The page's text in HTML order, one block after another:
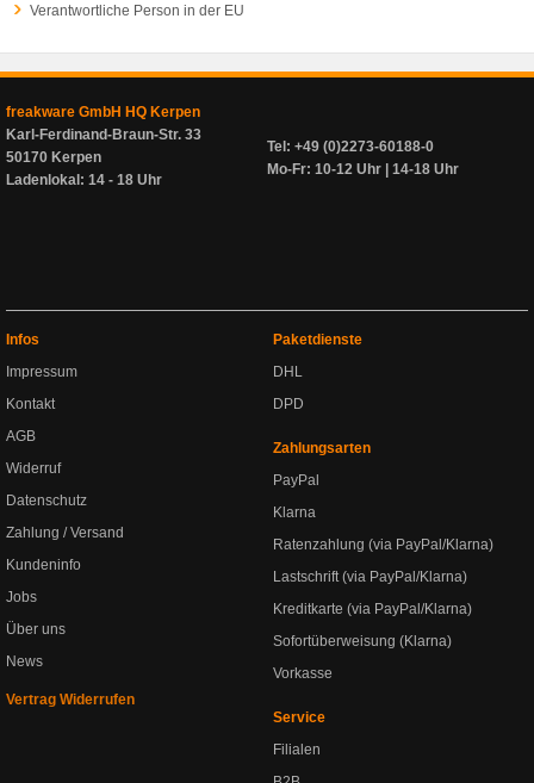
Verantwortliche Person in der EU
freakware GmbH HQ Kerpen
Karl-Ferdinand-Braun-Str. 33
50170 Kerpen
Ladenlokal: 14 - 18 Uhr
Tel: +49 (0)2273-60188-0
Mo-Fr: 10-12 Uhr | 14-18 Uhr
Infos
Impressum
Kontakt
AGB
Widerruf
Datenschutz
Zahlung / Versand
Kundeninfo
Jobs
Über uns
News
Vertrag Widerrufen
Paketdienste
DHL
DPD
Zahlungsarten
PayPal
Klarna
Ratenzahlung (via PayPal/Klarna)
Lastschrift (via PayPal/Klarna)
Kreditkarte (via PayPal/Klarna)
Sofortüberweisung (Klarna)
Vorkasse
Service
Filialen